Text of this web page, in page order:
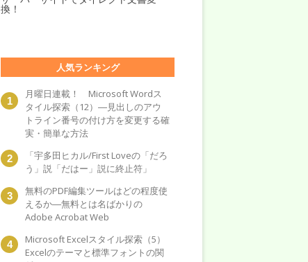
換！
人気ランキング
月曜日連載！ Microsoft Wordス
タイル探索（12）―見出しのアウ
トライン番号の付け方を変更する確
実・簡単な方法
「宇多田ヒカル/First Loveの「だろ
う」説「だはー」説に終止符」
無料のPDF編集ツールはどの程度使
えるか―無料とは名ばかりの
Adobe Acrobat Web
Microsoft Excelスタイル探索（5）
Excelのテーマと標準フォントの関